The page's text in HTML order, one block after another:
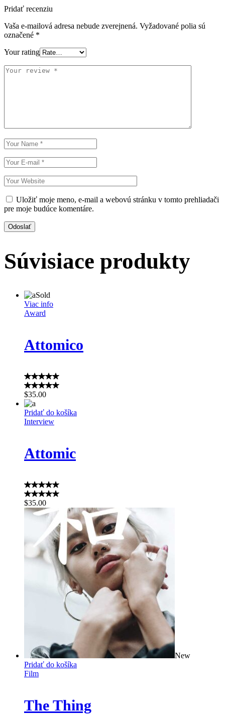
Pridať recenziu
Vaša e-mailová adresa nebude zverejnená. Vyžadované polia sú
označené *
Your rating
Uložiť moje meno, e-mail a webovú stránku v tomto prehliadači
pre moje budúce komentáre.
Súvisiace produkty
Sold
Viac info
Award
Attomico
$35.00
Pridať do košíka
Interview
Attomic
$35.00
New
Pridať do košíka
Film
The Thing